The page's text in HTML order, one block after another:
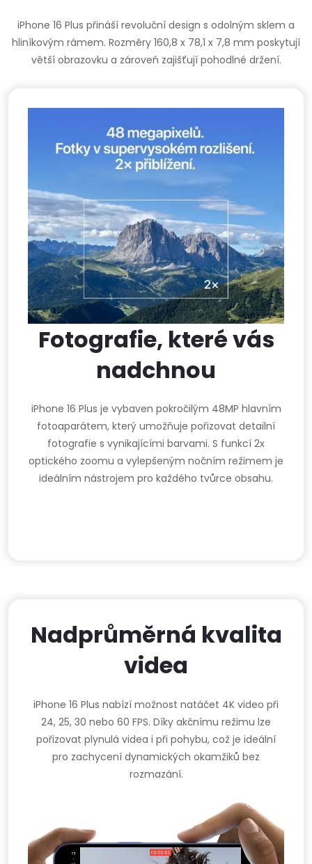
iPhone 16 Plus přináší revoluční design s odolným sklem a
hliníkovým rámem. Rozměry 160,8 x 78,1 x 7,8 mm poskytují
větší obrazovku a zároveň zajišťují pohodlné držení.
Fotografie, které vás
nadchnou
iPhone 16 Plus je vybaven pokročilým 48MP hlavním
fotoaparátem, který umožňuje pořizovat detailní
fotografie s vynikajícími barvami. S funkcí 2x
optického zoomu a vylepšeným nočním režimem je
ideálním nástrojem pro každého tvůrce obsahu.
Nadprůměrná kvalita
videa
iPhone 16 Plus nabízí možnost natáčet 4K video při
24, 25, 30 nebo 60 FPS. Díky akčnímu režimu lze
pořizovat plynulá videa i při pohybu, což je ideální
pro zachycení dynamických okamžiků bez
rozmazání.